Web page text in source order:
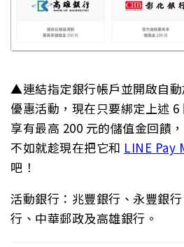
▲連結指定銀行帳戶並開啟自
優惠活動，現在只要綁定上述
享有最高 200 元的儲值金回饋
不如就趁現在把它和 LINE Pay
吧！
活動銀行：兆豐銀行、永豐銀
行、中華郵政及高雄銀行。